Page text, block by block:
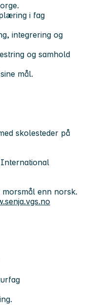
i fag
integrering og
og samhold
mål.
skolesteder på
enn norsk.